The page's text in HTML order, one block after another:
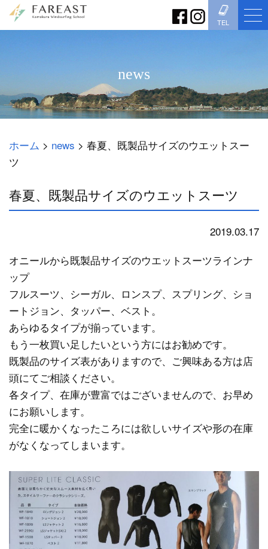
TEL
news
ホーム > news > 春夏、既製品サイズのウエットスー
ツ
春夏、既製品サイズのウエットスーツ
2019.03.17
オニールから既製品サイズのウエットスーツラインナ
ップ
フルスーツ、シーガル、ロンスプ、スプリング、ショ
ートジョン、タッパー、ベスト。
あらゆるタイプが揃っています。
もう一枚買い足したいという方にはお勧めです。
既製品のサイズ表がありますので、ご興味ある方は店
頭にてご相談ください。
各タイプ、在庫が豊富ではございませんので、お早め
にお願いします。
完全に暖かくなったころには欲しいサイズや形の在庫
がなくなってしまいます。